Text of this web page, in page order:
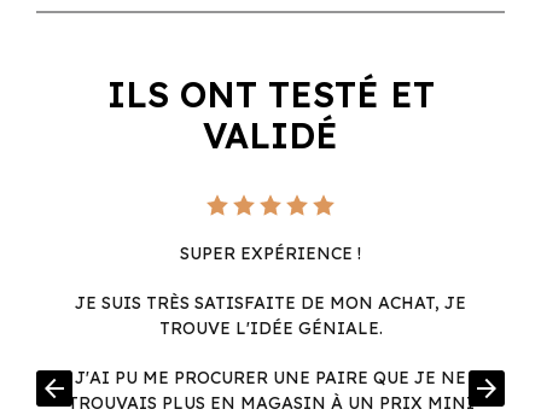
ILS ONT TESTÉ ET
VALIDÉ
SUPER EXPÉRIENCE !
JE SUIS TRÈS SATISFAITE DE MON ACHAT, JE
TROUVE L'IDÉE GÉNIALE.
J'AI PU ME PROCURER UNE PAIRE QUE JE NE
TROUVAIS PLUS EN MAGASIN À UN PRIX MINI
arrow_back arrow_forward